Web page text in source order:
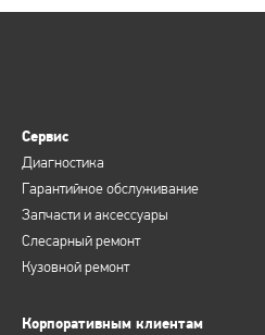
Сервис
Диагностика
Гарантийное обслуживание
Запчасти и аксессуары
Слесарный ремонт
Кузовной ремонт
Корпоративным клиентам